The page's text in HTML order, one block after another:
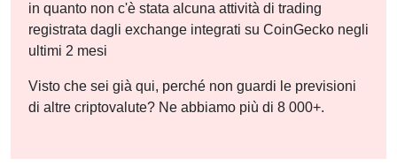
in quanto non c'è stata alcuna attività di trading
registrata dagli exchange integrati su CoinGecko negli
ultimi 2 mesi
Visto che sei già qui, perché non guardi le previsioni
di altre criptovalute? Ne abbiamo più di 8 000+.